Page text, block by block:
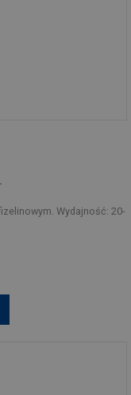
Wydajność: 20-